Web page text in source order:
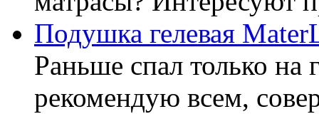
Подушка гелевая
Раньше спал только на
рекомендую всем,